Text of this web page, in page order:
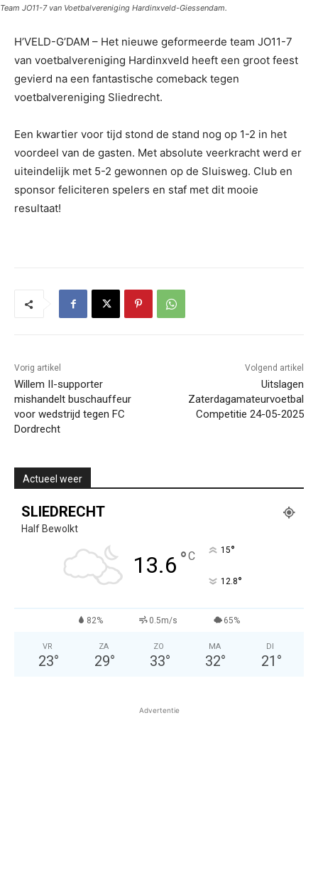
Team JO11-7 van Voetbalvereniging Hardinxveld-Giessendam.
H’VELD-G’DAM – Het nieuwe geformeerde team JO11-7
van voetbalvereniging Hardinxveld heeft een groot feest
gevierd na een fantastische comeback tegen
voetbalvereniging Sliedrecht.
Een kwartier voor tijd stond de stand nog op 1-2 in het
voordeel van de gasten. Met absolute veerkracht werd er
uiteindelijk met 5-2 gewonnen op de Sluisweg. Club en
sponsor feliciteren spelers en staf met dit mooie
resultaat!
Vorig artikel
Willem II-supporter
mishandelt buschauffeur
voor wedstrijd tegen FC
Dordrecht
Volgend artikel
Uitslagen
Zaterdagamateurvoetbal
Competitie 24-05-2025
Actueel weer
SLIEDRECHT
Half Bewolkt
13.6 °C 15°
12.8°
82% 0.5m/s 65%
VR
23°
ZA
29°
ZO
33°
MA
32°
DI
21 °
Advertentie